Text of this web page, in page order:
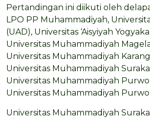
Pertandingan ini diikuti oleh
LPO PP Muhammadiyah,
(UAD), Universitas ‘Aisyiyah
Universitas Muhammadiyah
Universitas Muhammadiyah
Universitas Muhammadiyah
Universitas Muhammadiyah
Universitas Muhammadiyah
Universitas Muhammadiyah